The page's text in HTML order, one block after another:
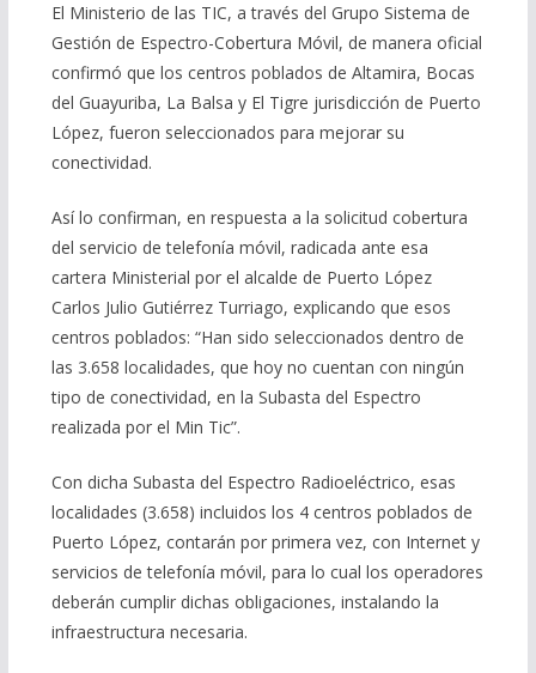
El Ministerio de las TIC, a través del Grupo Sistema de
Gestión de Espectro-Cobertura Móvil, de manera oficial
confirmó que los centros poblados de Altamira, Bocas
del Guayuriba, La Balsa y El Tigre jurisdicción de Puerto
López, fueron seleccionados para mejorar su
conectividad.
Así lo confirman, en respuesta a la solicitud cobertura
del servicio de telefonía móvil, radicada ante esa
cartera Ministerial por el alcalde de Puerto López
Carlos Julio Gutiérrez Turriago, explicando que esos
centros poblados: “Han sido seleccionados dentro de
las 3.658 localidades, que hoy no cuentan con ningún
tipo de conectividad, en la Subasta del Espectro
realizada por el Min Tic”.
Con dicha Subasta del Espectro Radioeléctrico, esas
localidades (3.658) incluidos los 4 centros poblados de
Puerto López, contarán por primera vez, con Internet y
servicios de telefonía móvil, para lo cual los operadores
deberán cumplir dichas obligaciones, instalando la
infraestructura necesaria.